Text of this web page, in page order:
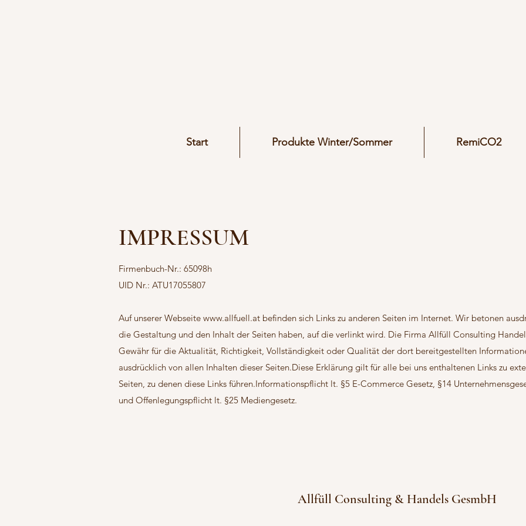
Start Produkte Winter/Sommer RemiCO2
IMPRESSUM
Firmenbuch-Nr.: 65098h
UID Nr.: ATU17055807
Auf unserer Webseite www.allfuell.at befinden sich Links zu anderen Seiten im Internet. Wir betonen
die Gestaltung und den Inhalt der Seiten haben, auf die verlinkt wird. Die Firma Allfüll Consulting
Gewähr für die Aktualität, Richtigkeit, Vollständigkeit oder Qualität der dort bereitgestellten
ausdrücklich von allen Inhalten dieser Seiten.Diese Erklärung gilt für alle bei uns enthaltenen Links zu
Seiten, zu denen diese Links führen.Informationspflicht lt. §5 E-Commerce Gesetz, §14
und Offenlegungspflicht lt. §25 Mediengesetz.
Allfüll Consulting & Handels GesmbH